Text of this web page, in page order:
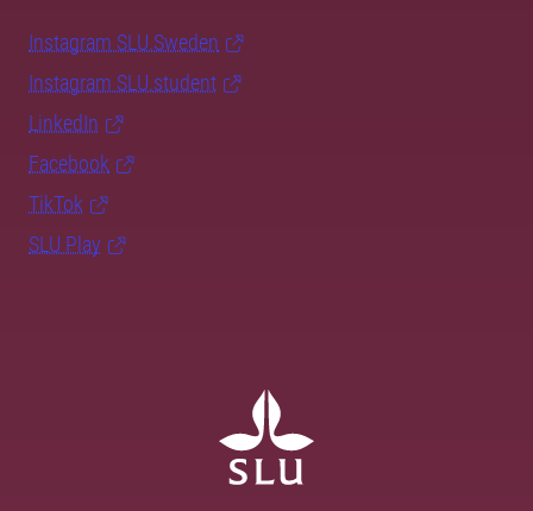
Instagram SLU.Sweden
Instagram SLU.student
LinkedIn
Facebook
TikTok
SLU Play